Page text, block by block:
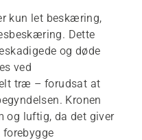
kun let beskæring,
Dette
og døde
ved
træ – forudsat at
Kronen
og luftig, da det giver